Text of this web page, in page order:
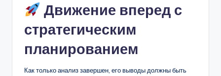
Движение вперед с
стратегическим
планированием
Как только анализ завершен, его выводы должны быть